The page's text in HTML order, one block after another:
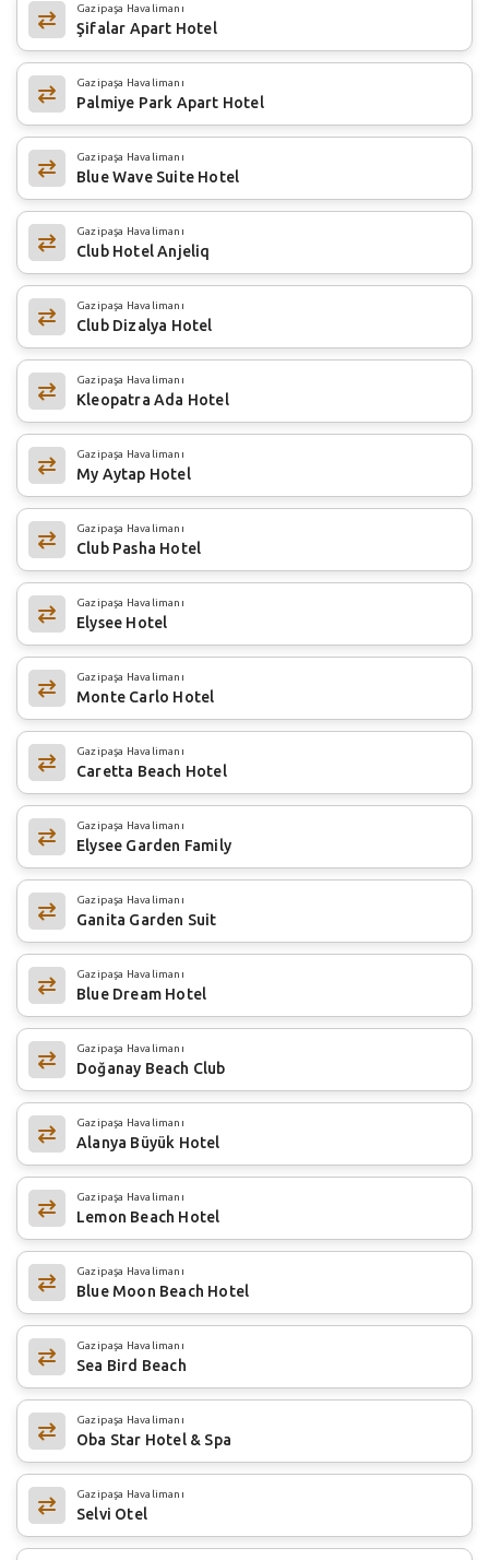
Gazipaşa Havalimanı
Şifalar Apart Hotel
Gazipaşa Havalimanı
Palmiye Park Apart Hotel
Gazipaşa Havalimanı
Blue Wave Suite Hotel
Gazipaşa Havalimanı
Club Hotel Anjeliq
Gazipaşa Havalimanı
Club Dizalya Hotel
Gazipaşa Havalimanı
Kleopatra Ada Hotel
Gazipaşa Havalimanı
My Aytap Hotel
Gazipaşa Havalimanı
Club Pasha Hotel
Gazipaşa Havalimanı
Elysee Hotel
Gazipaşa Havalimanı
Monte Carlo Hotel
Gazipaşa Havalimanı
Caretta Beach Hotel
Gazipaşa Havalimanı
Elysee Garden Family
Gazipaşa Havalimanı
Ganita Garden Suit
Gazipaşa Havalimanı
Blue Dream Hotel
Gazipaşa Havalimanı
Doğanay Beach Club
Gazipaşa Havalimanı
Alanya Büyük Hotel
Gazipaşa Havalimanı
Lemon Beach Hotel
Gazipaşa Havalimanı
Blue Moon Beach Hotel
Gazipaşa Havalimanı
Sea Bird Beach
Gazipaşa Havalimanı
Oba Star Hotel & Spa
Gazipaşa Havalimanı
Selvi Otel